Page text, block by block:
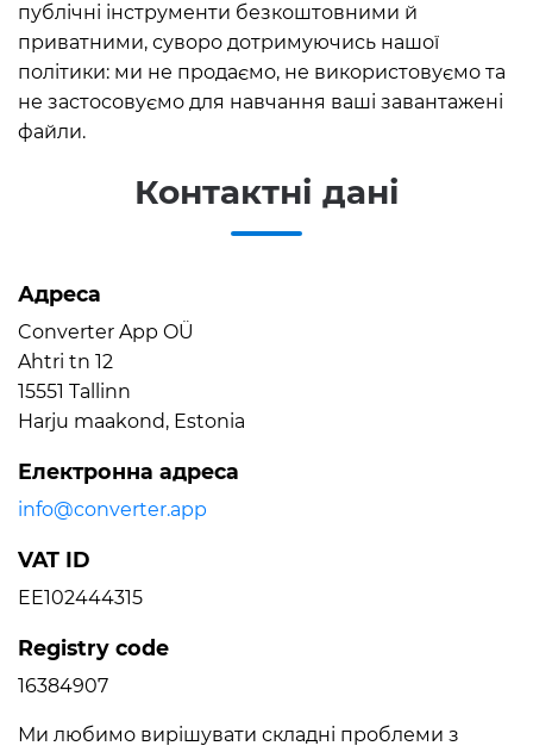
публічні інструменти безкоштовними й
приватними, суворо дотримуючись нашої
політики: ми не продаємо, не використовуємо та
не застосовуємо для навчання ваші завантажені
файли.
Контактні дані
Адреса
Converter App OÜ
Ahtri tn 12
15551 Tallinn
Harju maakond, Estonia
Електронна адреса
info@converter.app
VAT ID
EE102444315
Registry code
16384907
Ми любимо вирішувати складні проблеми з